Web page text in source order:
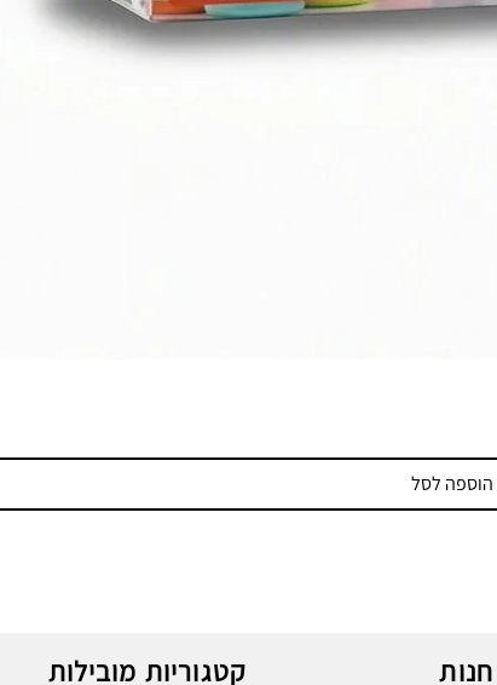
הוספה לסל
קטגוריות מובילות חנות